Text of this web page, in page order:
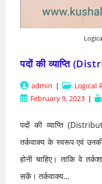
पदों की व्याप्ति
Post
author:
admin
Post
category:
Logical
PostFebruary 9, 2023
पदों की व्याप्ति
तर्कवाक्य के स्वरूप एवं
होनी चाहिए। ताकि वे
सकें। तर्कवाक्य…